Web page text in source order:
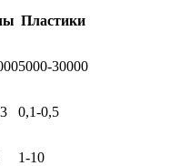
Пластики
5000-30000
0,1-0,5
1-10